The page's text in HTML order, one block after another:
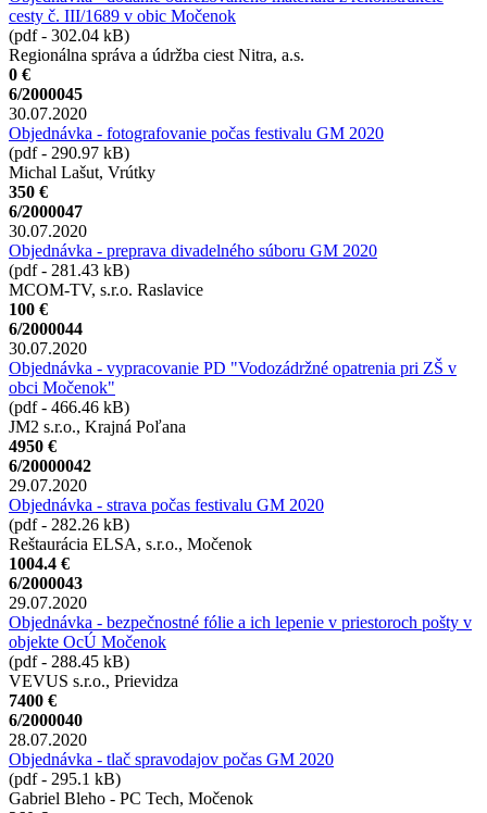
cesty č. III/1689 v obic Močenok
(pdf - 302.04 kB)
Regionálna správa a údržba ciest Nitra, a.s.
0 €
6/2000045
30.07.2020
Objednávka - fotografovanie počas festivalu GM 2020
(pdf - 290.97 kB)
Michal Lašut, Vrútky
350 €
6/2000047
30.07.2020
Objednávka - preprava divadelného súboru GM 2020
(pdf - 281.43 kB)
MCOM-TV, s.r.o. Raslavice
100 €
6/2000044
30.07.2020
Objednávka - vypracovanie PD "Vodozádržné opatrenia pri ZŠ v
obci Močenok"
(pdf - 466.46 kB)
JM2 s.r.o., Krajná Poľana
4950 €
6/20000042
29.07.2020
Objednávka - strava počas festivalu GM 2020
(pdf - 282.26 kB)
Reštaurácia ELSA, s.r.o., Močenok
1004.4 €
6/2000043
29.07.2020
Objednávka - bezpečnostné fólie a ich lepenie v priestoroch pošty v
objekte OcÚ Močenok
(pdf - 288.45 kB)
VEVUS s.r.o., Prievidza
7400 €
6/2000040
28.07.2020
Objednávka - tlač spravodajov počas GM 2020
(pdf - 295.1 kB)
Gabriel Bleho - PC Tech, Močenok